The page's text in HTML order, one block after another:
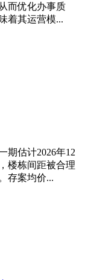
而优化办事质
着其运营模...
期估计2026年12
楼栋间距被合理
存案均价...